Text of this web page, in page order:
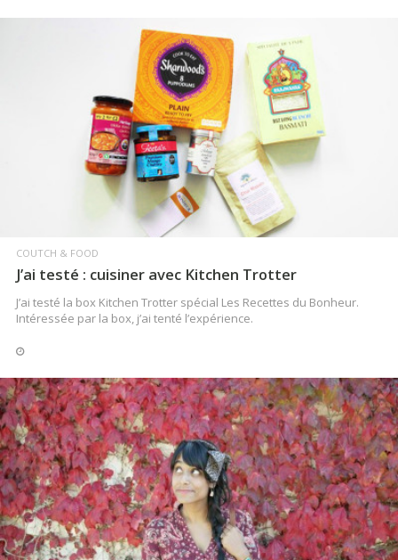
LIRE LA SUITE
COUTCH & FOOD
J’ai testé : cuisiner avec Kitchen Trotter
J’ai testé la box Kitchen Trotter spécial Les Recettes du Bonheur.
Intéressée par la box, j’ai tenté l’expérience.
LIRE LA SUITE